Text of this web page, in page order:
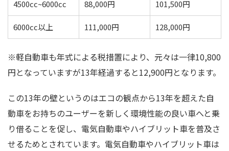
4500cc~6000cc 88,000円 101,500円
6000cc以上 111,000円 128,000円
※軽自動車も年式による税措置により、元々は一律10,800
円となっていますが13年経過すると12,900円となります。
この13年の壁というのはエコの観点から13年を超えた自
動車をお持ちのユーザーを新しく環境性能の良い車へと乗
り借ることを促し、電気自動車やハイブリット車を普及さ
せるためとされています。電気自動車やハイブリット車は